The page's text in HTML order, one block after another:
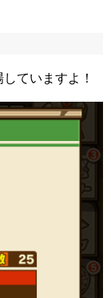
ていますよ！